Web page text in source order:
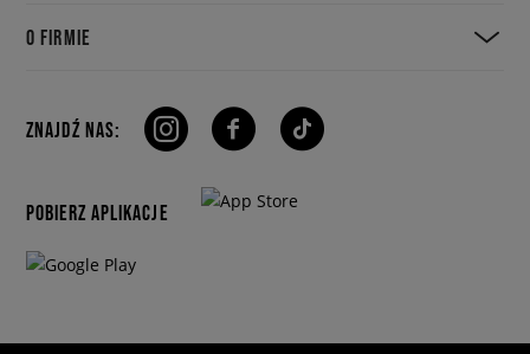
O FIRMIE
ZNAJDŹ NAS:
POBIERZ APLIKACJE